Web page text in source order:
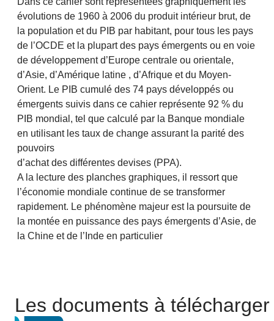
évolutions de 1960 à 2006 du produit intérieur brut, de
la population et du PIB par habitant, pour tous les pays
de l’OCDE et la plupart des pays émergents ou en voie
de développement d’Europe centrale ou orientale,
d’Asie, d’Amérique latine , d’Afrique et du Moyen-
Orient. Le PIB cumulé des 74 pays développés ou
émergents suivis dans ce cahier représente 92 % du
PIB mondial, tel que calculé par la Banque mondiale
en utilisant les taux de change assurant la parité des
pouvoirs
d’achat des différentes devises (PPA).
A la lecture des planches graphiques, il ressort que
l’économie mondiale continue de se transformer
rapidement. Le phénomène majeur est la poursuite de
la montée en puissance des pays émergents d’Asie, de
la Chine et de l’Inde en particulier
Les documents à télécharger